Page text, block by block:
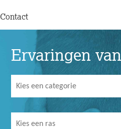
Contact
Ervaringen